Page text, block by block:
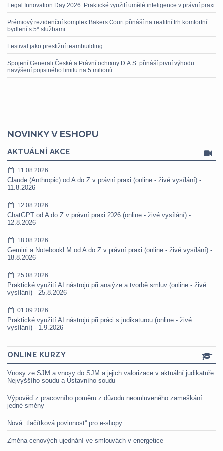
Legal Innovation Day 2026: Praktické využití umělé inteligence v právní praxi
Prémiový rezidenční komplex Bakers Court přináší na realitní trh komfortní
bydlení s 5* službami
Festival jako prestižní teambuilding
Spojení Generali České a Právní ochrany D.A.S. přináší první výhodu:
navýšení pojistného limitu na 5 milionů
NOVINKY V ESHOPU
AKTUÁLNÍ AKCE
11.08.2026
Claude (Anthropic) od A do Z v právní praxi (online - živé vysílání) -
11.8.2026
12.08.2026
ChatGPT od A do Z v právní praxi 2026 (online - živé vysílání) -
12.8.2026
18.08.2026
Gemini a NotebookLM od A do Z v právní praxi (online - živé vysílání) -
18.8.2026
25.08.2026
Praktické využití AI nástrojů při analýze a tvorbě smluv (online - živé
vysílání) - 25.8.2026
01.09.2026
Praktické využití AI nástrojů při práci s judikaturou (online - živé
vysílání) - 1.9.2026
ONLINE KURZY
Vnosy ze SJM a vnosy do SJM a jejich valorizace v aktuální judikatuře
Nejvyššího soudu a Ústavního soudu
Výpověď z pracovního poměru z důvodu neomluveného zameškání
jedné směny
Nová „tlačítková povinnost“ pro e-shopy
Změna cenových ujednání ve smlouvách v energetice